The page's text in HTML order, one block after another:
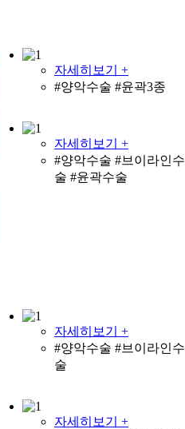
자세히보기 +
#양악수술 #윤곽3종
자세히보기 +
#양악수술 #브이라인수
술 #윤곽수술
자세히보기 +
#양악수술 #브이라인수
술
자세히보기 +